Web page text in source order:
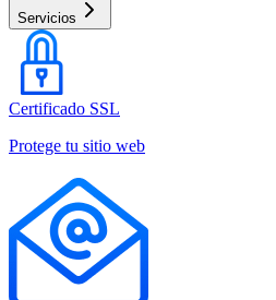
Servicios
Certificado SSL
Protege tu sitio web